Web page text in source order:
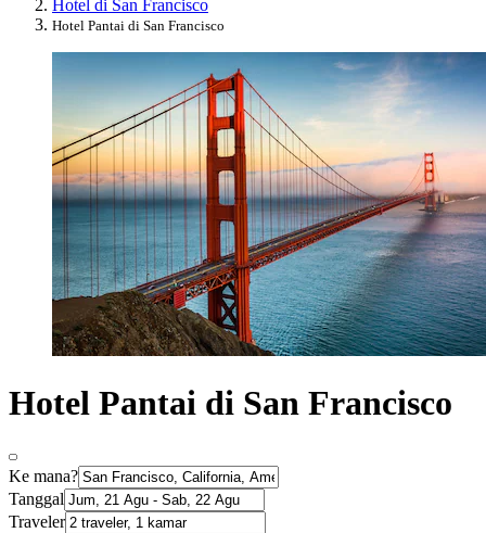
Hotel di San Francisco
Hotel Pantai di San Francisco
Hotel Pantai di San Francisco
Ke mana?
Tanggal
Traveler